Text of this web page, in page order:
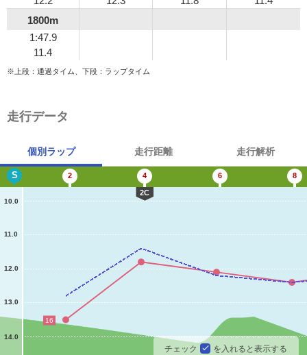
1800m
1:47.9
11.4
※上段：通過タイム、下段：ラップタイム
走行データ
個別ラップ 走行距離 走行解析
10.0
11.0
12.0
13.0
14.0
S 2 4
2C
6 8
16
チェック
を入れると表示する